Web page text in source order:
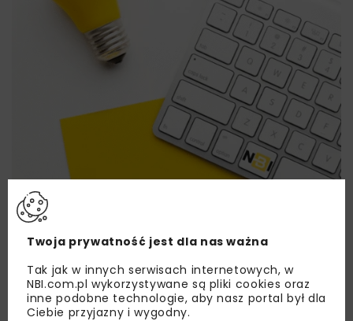
Lubisz wiedzieć więcej?
Zapisz się do newslettera aby otrzymywać od
nas najlepsze informacje branżowe,
zaproszenia na wydarzenia, atrakcyjne oferty i
Twoja prywatność jest dla nas ważna
Tak jak w innych serwisach internetowych, w
NBI.com.pl wykorzystywane są pliki cookies oraz
inne podobne technologie, aby nasz portal był dla
Ciebie przyjazny i wygodny.